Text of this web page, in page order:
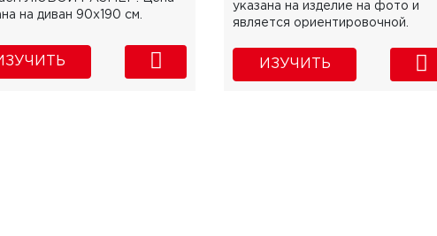
на диван 90х190 см.
указана на изделие на фото и
является ориентировочной.
ИЗУЧИТЬ